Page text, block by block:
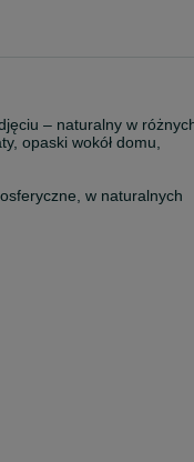
– naturalny w
opaski wokół domu,
w naturalnych
on obliczany dopiero po
możliwość negocjacji